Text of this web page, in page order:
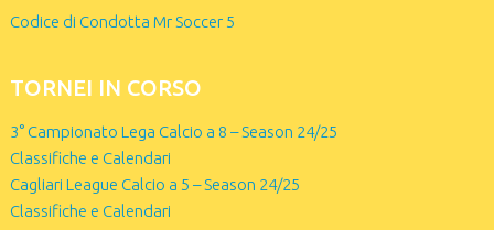
Codice di Condotta Mr Soccer 5
TORNEI IN CORSO
3° Campionato Lega Calcio a 8 – Season 24/25
Classifiche e Calendari
Cagliari League Calcio a 5 – Season 24/25
Classifiche e Calendari